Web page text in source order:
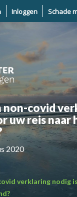
Inloggen Schade
non-covid
uw reis naar
2020
verklaring nodig